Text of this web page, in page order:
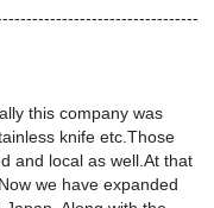
this company was
knife etc.Those
and local as well.At that
we have expanded